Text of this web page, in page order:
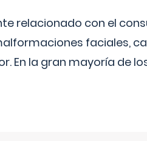
relacionado con el
faciales,
En la gran mayoría de